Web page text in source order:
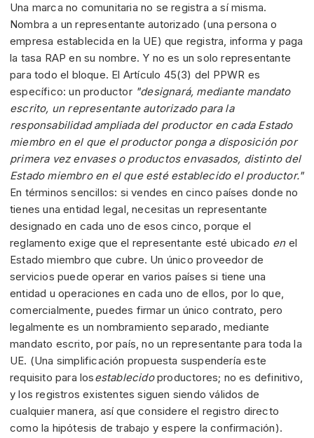
Una marca no comunitaria no se registra a sí misma.
Nombra a un representante autorizado (una persona o
empresa establecida en la UE) que registra, informa y paga
la tasa RAP en su nombre. Y no es un solo representante
para todo el bloque. El Artículo 45(3) del PPWR es
específico: un productor "designará, mediante mandato
escrito, un representante autorizado para la
responsabilidad ampliada del productor en cada Estado
miembro en el que el productor ponga a disposición por
primera vez envases o productos envasados, distinto del
Estado miembro en el que esté establecido el productor."
En términos sencillos: si vendes en cinco países donde no
tienes una entidad legal, necesitas un representante
designado en cada uno de esos cinco, porque el
reglamento exige que el representante esté ubicado enel
Estado miembro que cubre. Un único proveedor de
servicios puede operar en varios países si tiene una
entidad u operaciones en cada uno de ellos, por lo que,
comercialmente, puedes firmar un único contrato, pero
legalmente es un nombramiento separado, mediante
mandato escrito, por país, no un representante para toda la
UE. (Una simplificación propuesta suspendería este
requisito para losestablecidoproductores; no es definitivo,
y los registros existentes siguen siendo válidos de
cualquier manera, así que considere el registro directo
como la hipótesis de trabajo y espere la confirmación).